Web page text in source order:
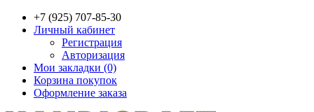
+7 (925) 707-85-30
Личный кабинет
Регистрация
Авторизация
Мои закладки (0)
Корзина покупок
Оформление заказа